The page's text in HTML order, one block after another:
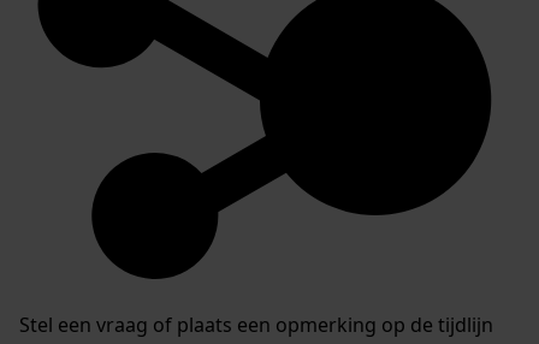
Stel een vraag of plaats een opmerking op de tijdlijn